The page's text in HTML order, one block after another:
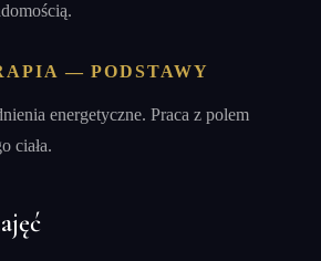
— PODSTAWY
energetyczne. Praca z polem
ciała.